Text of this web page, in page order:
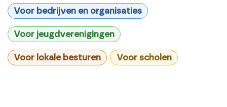
Voor bedrijven en organisaties
Voor jeugdverenigingen
Voor lokale besturen Voor scholen